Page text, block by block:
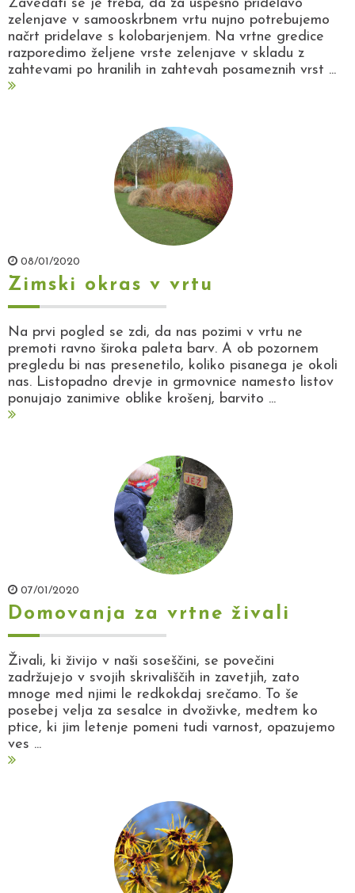
Zavedati se je treba, da za uspešno pridelavo
zelenjave v samooskrbnem vrtu nujno potrebujemo
načrt pridelave s kolobarjenjem. Na vrtne gredice
razporedimo željene vrste zelenjave v skladu z
zahtevami po hranilih in zahtevah posameznih vrst ...
08/01/2020
Zimski okras v vrtu
Na prvi pogled se zdi, da nas pozimi v vrtu ne
premoti ravno široka paleta barv. A ob pozornem
pregledu bi nas presenetilo, koliko pisanega je okoli
nas. Listopadno drevje in grmovnice namesto listov
ponujajo zanimive oblike krošenj, barvito ...
07/01/2020
Domovanja za vrtne živali
Živali, ki živijo v naši soseščini, se povečini
zadržujejo v svojih skrivališčih in zavetjih, zato
mnoge med njimi le redkokdaj srečamo. To še
posebej velja za sesalce in dvoživke, medtem ko
ptice, ki jim letenje pomeni tudi varnost, opazujemo
ves ...